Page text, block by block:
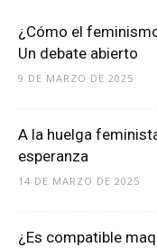
¿Cómo el
Un debate abierto
9 DE MARZO DE 2025
A la huelga
esperanza
14 DE MARZO DE 2025
¿Es compatible